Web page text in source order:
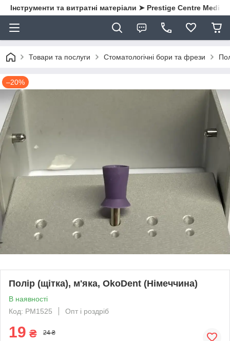
Інструменти та витратні матеріали ➤ Prestige Centre Medical
Товари та послуги Стоматологічні бори та фрези
–20%
Полір (щітка), м'яка, OkoDent (Німеччина)
В наявності
Код: PM1525
Опт і роздріб
19 ₴ 24 ₴